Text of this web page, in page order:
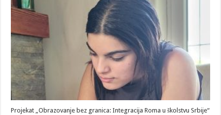
granica:
Georgina
Nikolić
priča
hrabrosti
istrajnosti
Projekat „Obrazovanje bez granica: Integracija Roma u školstvu Srbije“